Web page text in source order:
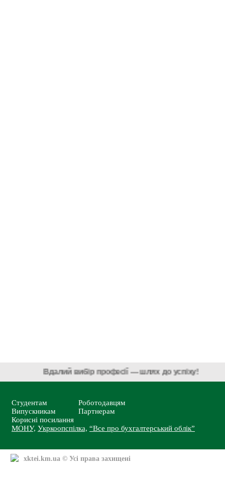
Вдалий вибір професії — шлях до успіху!
Студентам
Випускникам
Роботодавцям
Партнерам
Корисні посилання
МОНУ, Укркоопспілка, “Все про бухгалтерський облік”
xktei.km.ua © Усі права захищені